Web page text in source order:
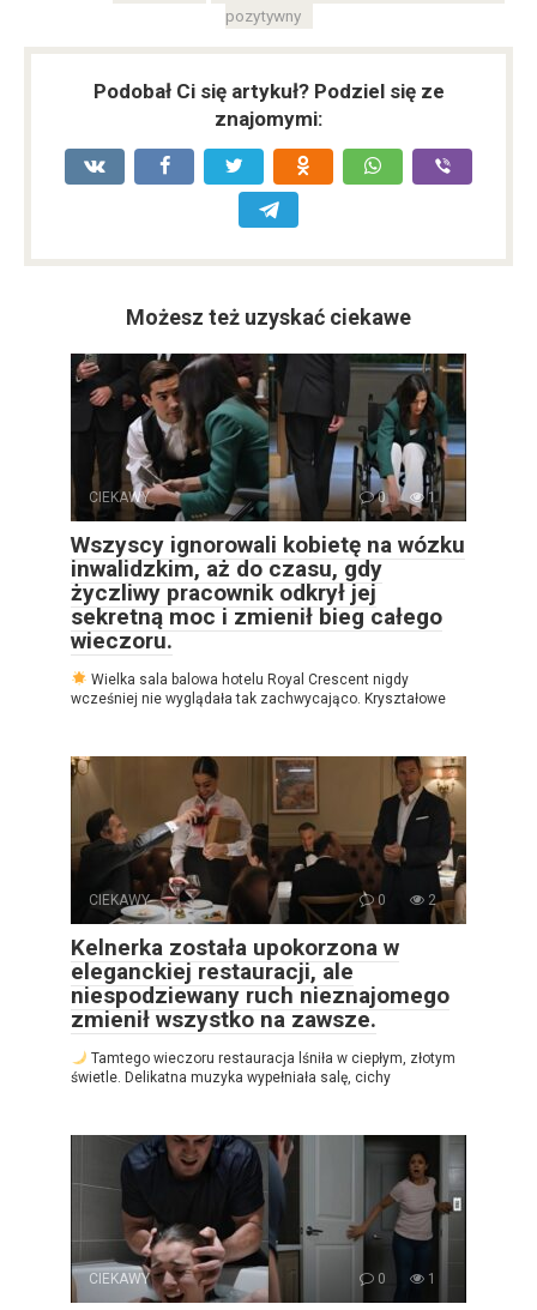
pozytywny
Podobał Ci się artykuł? Podziel się ze
znajomymi:
Możesz też uzyskać ciekawe
CIEKAWY 0 1
Wszyscy ignorowali kobietę na wózku
inwalidzkim, aż do czasu, gdy
życzliwy pracownik odkrył jej
sekretną moc i zmienił bieg całego
wieczoru.
Wielka sala balowa hotelu Royal Crescent nigdy
wcześniej nie wyglądała tak zachwycająco. Kryształowe
CIEKAWY 0 2
Kelnerka została upokorzona w
eleganckiej restauracji, ale
niespodziewany ruch nieznajomego
zmienił wszystko na zawsze.
Tamtego wieczoru restauracja lśniła w ciepłym, złotym
świetle. Delikatna muzyka wypełniała salę, cichy
CIEKAWY 0 1